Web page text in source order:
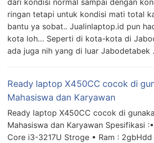
dari kondisi normal sampai dengan
ringan tetapi untuk kondisi mati total
bantu ya sobat.. Jualinlaptop.id pun
kota loh… Seperti di kota-kota di
ada juga nih yang di luar Jabodetabek
Ready laptop X450CC cocok di
Mahasiswa dan Karyawan
Ready laptop X450CC cocok di
Mahasiswa dan Karyawan Spesifikasi
Core i3-3217U Stroge • Ram :